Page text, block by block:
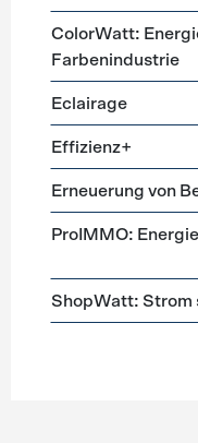
ColorWatt:
Farbenindustrie
Eclairage
Effizienz+
Erneuerung von
ProIMMO:
ShopWatt: Strom